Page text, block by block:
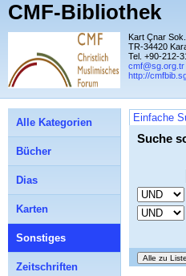
CMF-Bibliothek
Kart Çnar
TR-34420
Tel. +90-212-
cmf@sg.org.tr
http://
Einfache
Suche
Alle Kategorien
Bücher
Dias
Karten
Sonstiges
Zeitschriften